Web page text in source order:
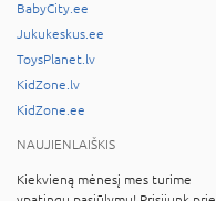
BabyCity.ee
Jukukeskus.ee
ToysPlanet.lv
KidZone.lv
KidZone.ee
NAUJIENLAIŠKIS
Kiekvieną mėnesį mes turime